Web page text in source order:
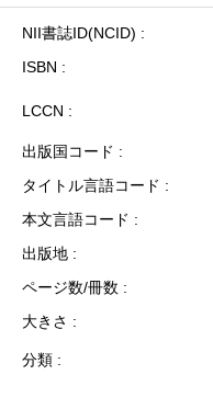
NII書誌ID(NCID)
ISBN
LCCN
出版国コード
タイトル言語コード
本文言語コード
出版地
ページ数/冊数
大きさ
分類